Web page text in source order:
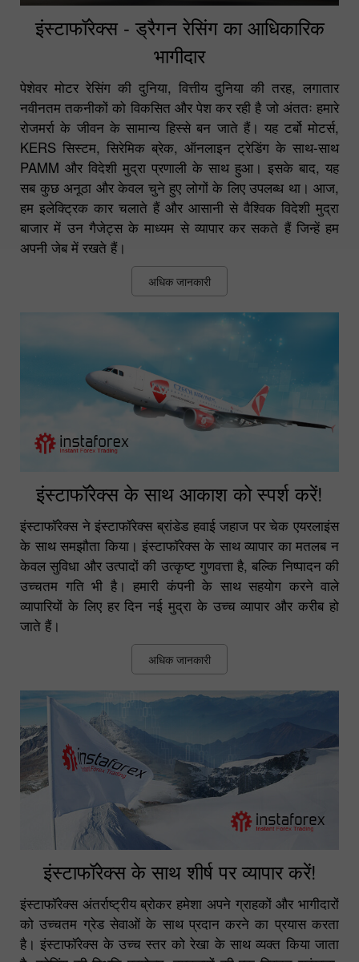
इंस्टाफॉरेक्स - ड्रैगन रेसिंग का आधिकारिक
भागीदार
पेशेवर मोटर रेसिंग की दुनिया, वित्तीय दुनिया की तरह, लगातार
नवीनतम तकनीकों को विकसित और पेश कर रही है जो अंततः हमारे
रोजमर्रा के जीवन के सामान्य हिस्से बन जाते हैं। यह टर्बो मोटर्स,
KERS सिस्टम, सिरेमिक ब्रेक, ऑनलाइन ट्रेडिंग के साथ-साथ
PAMM और विदेशी मुद्रा प्रणाली के साथ हुआ। इसके बाद, यह
सब कुछ अनूठा और केवल चुने हुए लोगों के लिए उपलब्ध था। आज,
हम इलेक्ट्रिक कार चलाते हैं और आसानी से वैश्विक विदेशी मुद्रा
बाजार में उन गैजेट्स के माध्यम से व्यापार कर सकते हैं जिन्हें हम
अपनी जेब में रखते हैं।
अधिक जानकारी
इंस्टाफॉरेक्स के साथ आकाश को स्पर्श करें!
इंस्टाफॉरेक्स ने इंस्टाफॉरेक्स ब्रांडेड हवाई जहाज पर चेक एयरलाइंस
के साथ समझौता किया। इंस्टाफॉरेक्स के साथ व्यापार का मतलब न
केवल सुविधा और उत्पादों की उत्कृष्ट गुणवत्ता है, बल्कि निष्पादन की
उच्चतम गति भी है। हमारी कंपनी के साथ सहयोग करने वाले
व्यापारियों के लिए हर दिन नई मुद्रा के उच्च व्यापार और करीब हो
जाते हैं।
अधिक जानकारी
इंस्टाफॉरेक्स के साथ शीर्ष पर व्यापार करें!
इंस्टाफॉरेक्स अंतर्राष्ट्रीय ब्रोकर हमेशा अपने ग्राहकों और भागीदारों
को उच्चतम ग्रेड सेवाओं के साथ प्रदान करने का प्रयास करता
है। इंस्टाफॉरेक्स के उच्च स्तर को रेखा के साथ व्यक्त किया जाता